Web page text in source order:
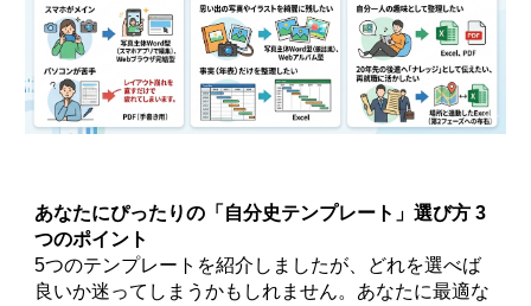
あなたにぴったりの「自分史テンプレート」選び方 3
つのポイント
5つのテンプレートを紹介しましたが、どれを選べば
良いか迷ってしまうかもしれません。あなたに最適な